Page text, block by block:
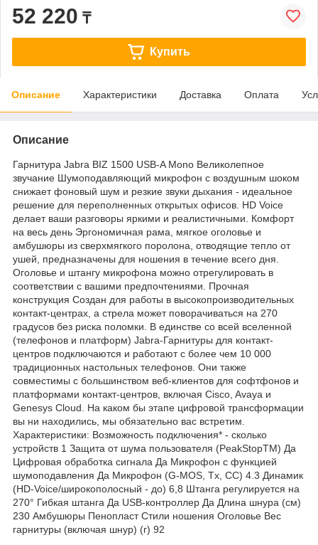
52 220 ₸
Купить
Описание Характеристики Доставка Оплата
Описание
Гарнитура Jabra BIZ 1500 USB-A Mono Великолепное
звучание Шумоподавляющий микрофон с воздушным шоком
снижает фоновый шум и резкие звуки дыхания - идеальное
решение для переполненных открытых офисов. HD Voice
делает ваши разговоры яркими и реалистичными. Комфорт
на весь день Эргономичная рама, мягкое оголовье и
амбушюры из сверхмягкого поролона, отводящие тепло от
ушей, предназначены для ношения в течение всего дня.
Оголовье и штангу микрофона можно отрегулировать в
соответствии с вашими предпочтениями. Прочная
конструкция Создан для работы в высокопроизводительных
контакт-центрах, а стрела может поворачиваться на 270
градусов без риска поломки. В единстве со всей вселенной
(телефонов и платформ) Jabra-Гарнитуры для контакт-
центров подключаются и работают с более чем 10 000
традиционных настольных телефонов. Они также
совместимы с большинством веб-клиентов для софтфонов и
платформами контакт-центров, включая Cisco, Avaya и
Genesys Cloud. На каком бы этапе цифровой трансформации
вы ни находились, мы обязательно вас встретим.
Характеристики: Возможность подключения* - сколько
устройств 1 Защита от шума пользователя (PeakStopTM) Да
Цифровая обработка сигнала Да Микрофон с функцией
шумоподавления Да Микрофон (G-MOS, Tx, CC) 4.3 Динамик
(HD-Voice/широкополосный - до) 6,8 Штанга регулируется на
270° Гибкая штанга Да USB-контроллер Да Длина шнура (см)
230 Амбушюры Пенопласт Стили ношения Оголовье Вес
гарнитуры (включая шнур) (г) 92